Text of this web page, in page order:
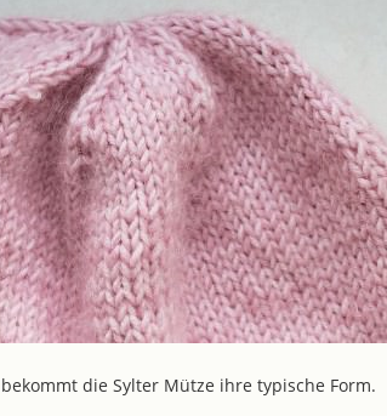
die Sylter Mütze ihre typische Form.